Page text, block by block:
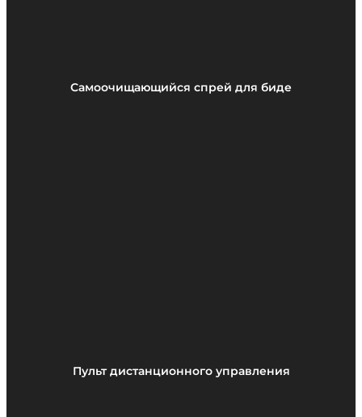
Самоочищающийся спрей для биде
Пульт дистанционного управления